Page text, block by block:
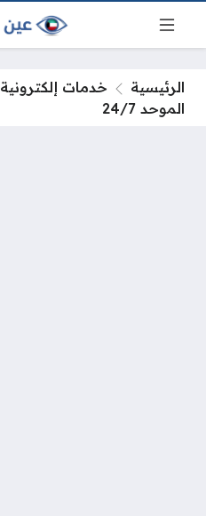
الرئيسية خدمات إلكترونية
الموحد 24/7